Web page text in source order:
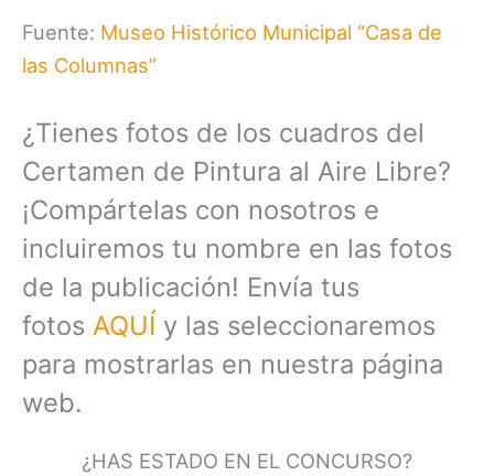
Fuente: Museo Histórico Municipal “Casa de
las Columnas”
¿Tienes fotos de los cuadros del
Certamen de Pintura al Aire Libre?
¡Compártelas con nosotros e
incluiremos tu nombre en las fotos
de la publicación! Envía tus
fotos AQUÍ y las seleccionaremos
para mostrarlas en nuestra página
web.
¿HAS ESTADO EN EL CONCURSO?